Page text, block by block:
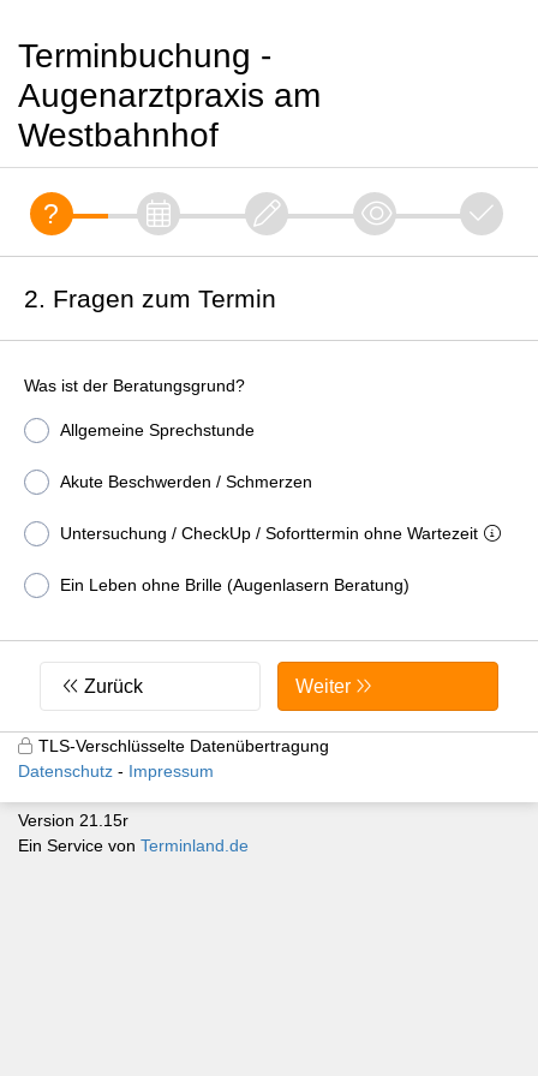
Terminbuchung -
Augenarztpraxis am
Westbahnhof
2. Fragen zum Termin
Was ist der Beratungsgrund?
Allgemeine Sprechstunde
Akute Beschwerden / Schmerzen
Untersuchung / CheckUp / Soforttermin ohne Wartezeit
Ein Leben ohne Brille (Augenlasern Beratung)
Zurück Weiter
TLS-Verschlüsselte Datenübertragung
Datenschutz
Impressum
Version 21.15r
Ein Service von Terminland.de